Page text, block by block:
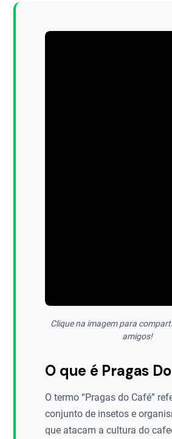
Clique na imagem para
amigos!
O que é Pragas
O termo “Pragas do Café”
conjunto de insetos e
que atacam a cultura do